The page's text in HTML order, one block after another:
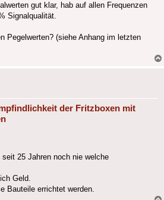
gut klar, hab auf allen Frequenzen
Signalqualität.
Pegelwerten? (siehe Anhang im letzten
der Fritzboxen mit
25 Jahren noch nie welche
Geld.
Bauteile errichtet werden.